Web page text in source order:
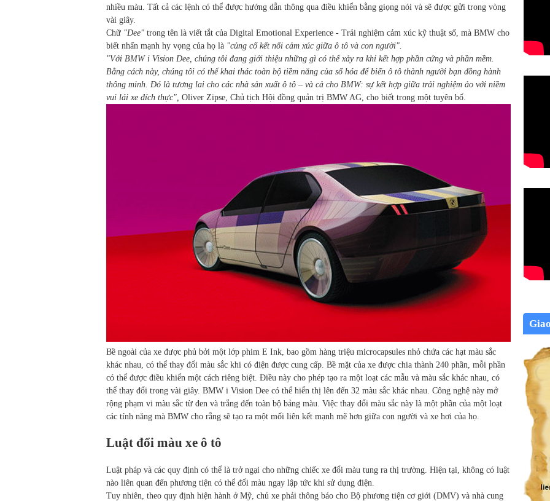
nhiều màu. Tất cả các lệnh có thể được hướng dẫn thông qua điều khiển bằng giọng nói và sẽ được gửi trong vòng
vài giây.
Chữ "Dee" trong tên là viết tắt của Digital Emotional Experience - Trải nghiệm cảm xúc kỹ thuật số, mà BMW cho
biết nhấn mạnh hy vọng của họ là "củng cố kết nối cảm xúc giữa ô tô và con người".
"Với BMW i Vision Dee, chúng tôi đang giới thiệu những gì có thể xảy ra khi kết hợp phần cứng và phần mềm.
Bằng cách này, chúng tôi có thể khai thác toàn bộ tiềm năng của số hóa để biến ô tô thành người bạn đồng hành
thông minh. Đó là tương lai cho các nhà sản xuất ô tô – và cả cho BMW: sự kết hợp giữa trải nghiệm ảo với niềm
vui lái xe đích thực", Oliver Zipse, Chủ tịch Hội đồng quản trị BMW AG, cho biết trong một tuyên bố.
Bề ngoài của xe được phủ bởi một lớp phim E Ink, bao gồm hàng triệu microcapsules nhỏ chứa các hạt màu sắc
khác nhau, có thể thay đổi màu sắc khi có điện được cung cấp. Bề mặt của xe được chia thành 240 phần, mỗi phần
có thể được điều khiển một cách riêng biệt. Điều này cho phép tạo ra một loạt các mẫu và màu sắc khác nhau, có
thể thay đổi trong vài giây. BMW i Vision Dee có thể hiển thị lên đến 32 màu sắc khác nhau. Công nghệ này mở
rộng phạm vi màu sắc từ đen và trắng đến toàn bộ bảng màu. Việc thay đổi màu sắc này là một phần của một loạt
các tính năng mà BMW cho rằng sẽ tạo ra một mối liên kết mạnh mẽ hơn giữa con người và xe hơi của họ.
Luật đổi màu xe ô tô
Luật pháp và các quy định có thể là trở ngại cho những chiếc xe đổi màu tung ra thị trường. Hiện tại, không có luật
nào liên quan đến phương tiện có thể đổi màu ngay lập tức khi sử dụng điện.
Tuy nhiên, theo quy định hiện hành ở Mỹ, chủ xe phải thông báo cho Bộ phương tiện cơ giới (DMV) và nhà cung